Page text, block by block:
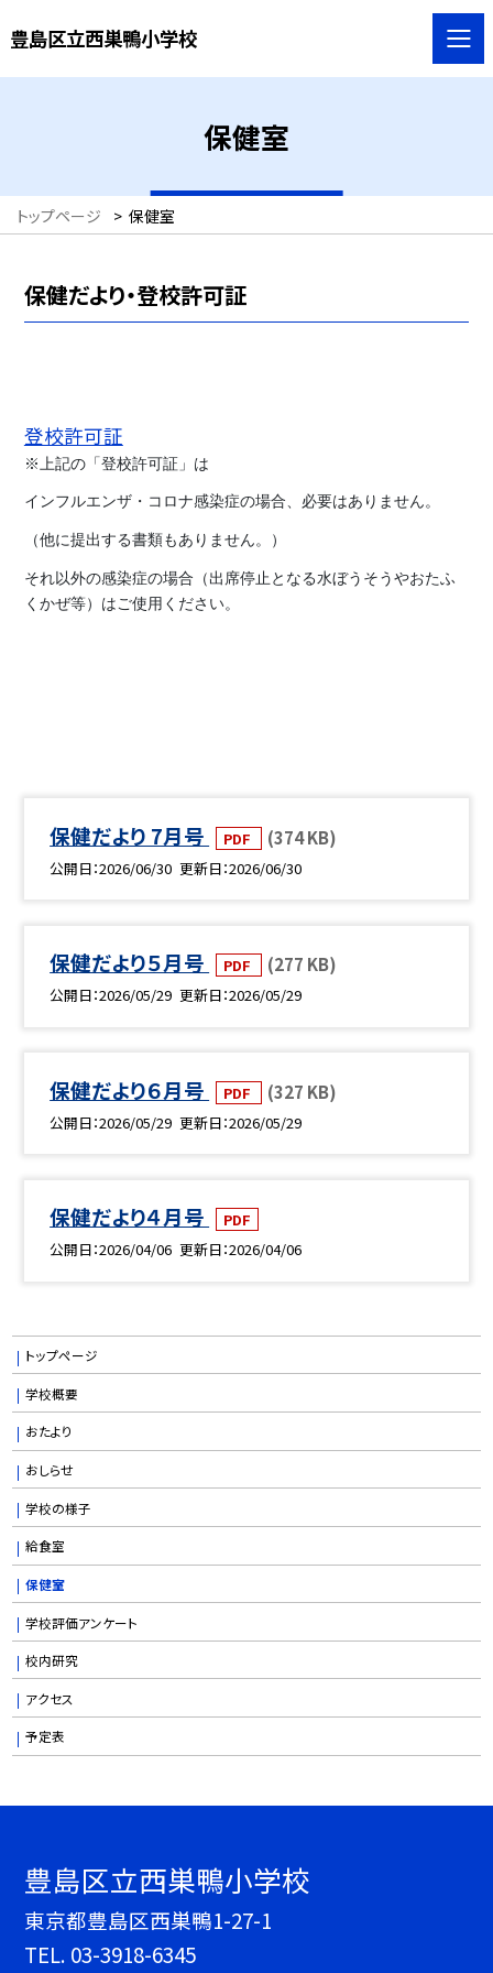
豊島区立西巣鴨小学校
保健室
トップページ > 保健室
保健だより・登校許可証
登校許可証
※上記の「登校許可証」は
インフルエンザ・コロナ感染症の場合、必要はありません。
（他に提出する書類もありません。）
それ以外の感染症の場合（出席停止となる水ぼうそうやおたふ
くかぜ等）はご使用ください。
保健だより 7月号 PDF (374 KB)
公開日 2026/06/30 更新日 2026/06/30
保健だより５月号 PDF (277 KB)
公開日 2026/05/29 更新日 2026/05/29
保健だより６月号 PDF (327 KB)
公開日 2026/05/29 更新日 2026/05/29
保健だより４月号
PDF
公開日 2026/04/06 更新日 2026/04/06
トップページ
学校概要
おたより
おしらせ
学校の様子
給食室
保健室
学校評価アンケート
校内研究
アクセス
予定表
豊島区立西巣鴨小学校
東京都豊島区西巣鴨1-27-1
TEL. 03-3918-6345